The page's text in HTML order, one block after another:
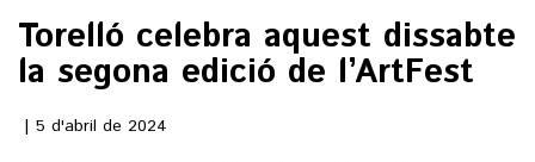
()
Torelló celebra aquest dissabte
la segona edició de l’ArtFest
5 d'abril de 2024